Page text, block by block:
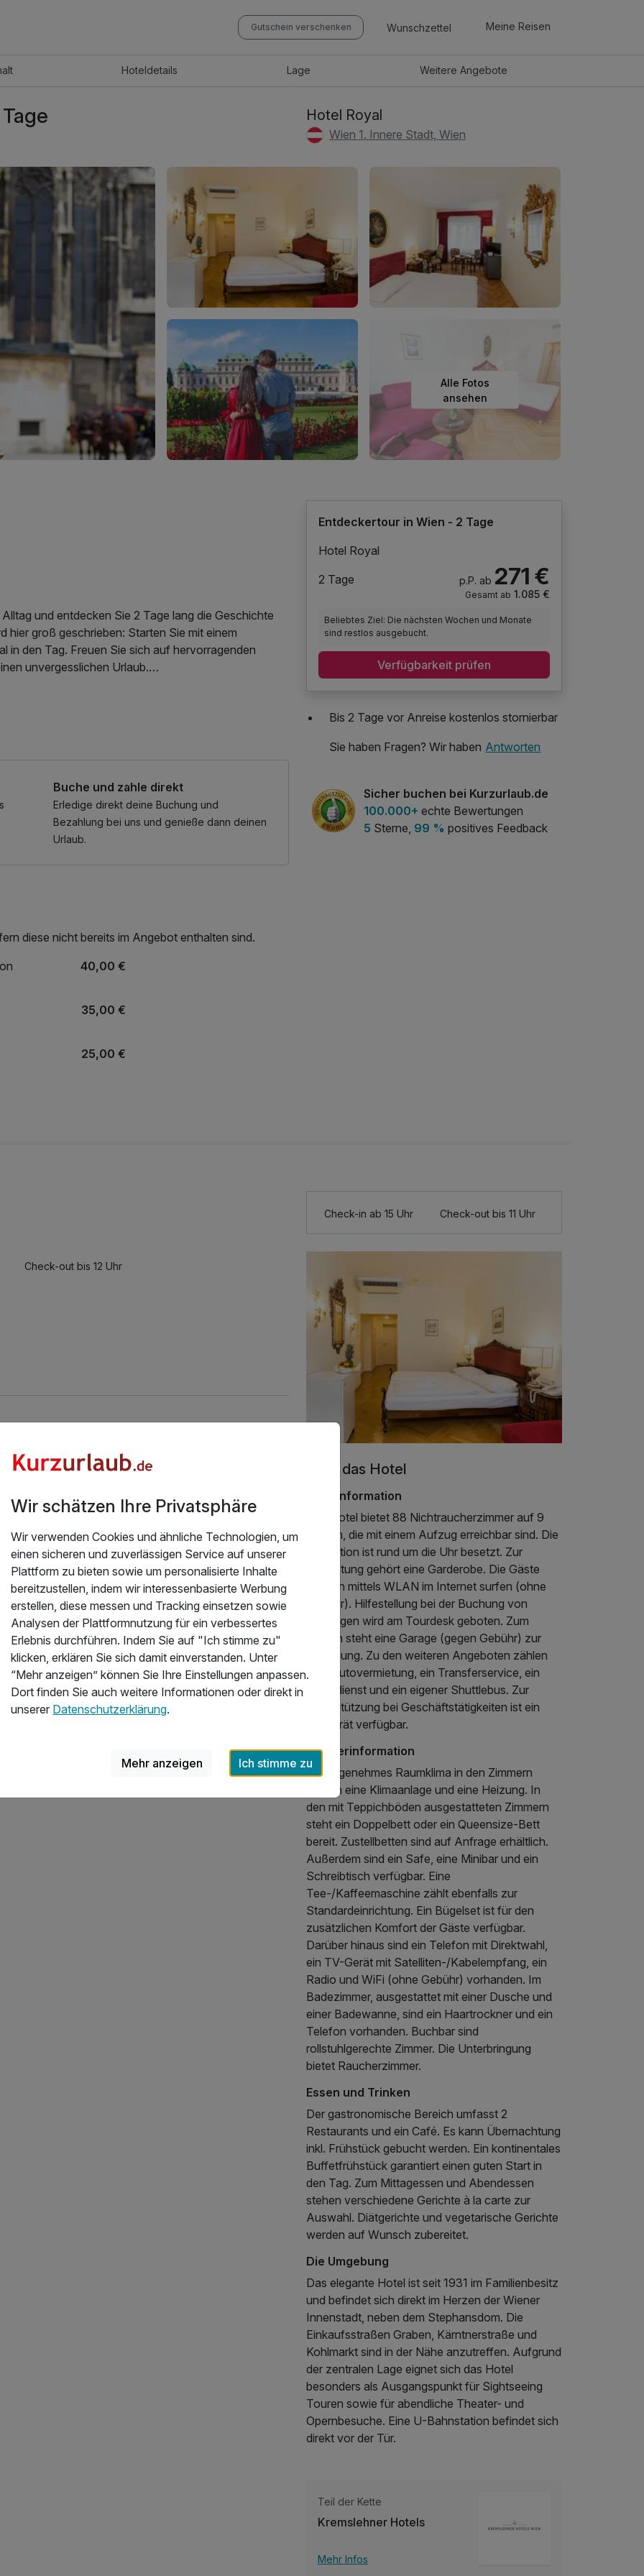
Gutschein verschenken Wunschzettel Meine Reisen
Hoteldetails Lage WeitereAngebote
Hotel Royal
Wien 1. Innere Stadt, Wien
Alle Fotos
ansehen
und entdecken Sie 2 Tage lang die Geschichte
hier groß geschrieben: Starten Sie mit einem
in den Tag. Freuen Sie sich auf hervorragenden
unvergesslichen Urlaub.
im schönen Wien.
Buche und zahle direkt
Erledige direkt deine Buchung und
Bezahlung bei uns und genieße dann deinen
Urlaub.
diese nicht bereits im Angebot enthalten sind.
40,00 €
35,00 €
25,00 €
Entdeckertour in Wien - 2 Tage
Hotel Royal
2 Tage
p.P. ab 271 €
Gesamt ab 1.085 €
Beliebtes Ziel: Die nächsten Wochen und Monate
sind restlos ausgebucht.
Verfügbarkeit prüfen
Bis 2 Tage vor Anreise kostenlos stornierbar
Sie haben Fragen? Wir haben Antworten
Sicher buchen bei Kurzurlaub.de
100.000+ echte Bewertungen
5 Sterne, 99 % positives Feedback
Check-out bis 12 Uhr
Check-in ab 15 Uhr Check-out bis 11 Uhr
Über das Hotel
Hotelinformation
Das Hotel bietet 88 Nichtraucherzimmer auf 9
Etagen, die mit einem Aufzug erreichbar sind. Die
Rezeption ist rund um die Uhr besetzt. Zur
Einrichtung gehört eine Garderobe. Die Gäste
können mittels WLAN im Internet surfen (ohne
Gebühr). Hilfestellung bei der Buchung von
Ausflügen wird am Tourdesk geboten. Zum
Parken steht eine Garage (gegen Gebühr) zur
Verfügung. Zu den weiteren Angeboten zählen
eine Autovermietung, ein Transferservice, ein
Weckdienst und ein eigener Shuttlebus. Zur
Unterstützung bei Geschäftstätigkeiten ist ein
Faxgerät verfügbar.
Zimmerinformation
Für angenehmes Raumklima in den Zimmern
sorgen eine Klimaanlage und eine Heizung. In
den mit Teppichböden ausgestatteten Zimmern
steht ein Doppelbett oder ein Queensize-Bett
bereit. Zustellbetten sind auf Anfrage erhältlich.
Außerdem sind ein Safe, eine Minibar und ein
Schreibtisch verfügbar. Eine
Tee-/Kaffeemaschine zählt ebenfalls zur
Standardeinrichtung. Ein Bügelset ist für den
zusätzlichen Komfort der Gäste verfügbar.
Darüber hinaus sind ein Telefon mit Direktwahl,
ein TV-Gerät mit Satelliten-/Kabelempfang, ein
Radio und WiFi (ohne Gebühr) vorhanden. Im
Badezimmer, ausgestattet mit einer Dusche und
einer Badewanne, sind ein Haartrockner und ein
Telefon vorhanden. Buchbar sind
rollstuhlgerechte Zimmer. Die Unterbringung
bietet Raucherzimmer.
Essen und Trinken
Der gastronomische Bereich umfasst 2
Restaurants und ein Café. Es kann Übernachtung
inkl. Frühstück gebucht werden. Ein kontinentales
Buffetfrühstück garantiert einen guten Start in
den Tag. Zum Mittagessen und Abendessen
stehen verschiedene Gerichte à la carte zur
Auswahl. Diätgerichte und vegetarische Gerichte
werden auf Wunsch zubereitet.
Die Umgebung
Das elegante Hotel ist seit 1931 im Familienbesitz
und befindet sich direkt im Herzen der Wiener
Innenstadt, neben dem Stephansdom. Die
Einkaufsstraßen Graben, Kärntnerstraße und
Kohlmarkt sind in der Nähe anzutreffen. Aufgrund
der zentralen Lage eignet sich das Hotel
besonders als Ausgangspunkt für Sightseeing
Touren sowie für abendliche Theater- und
Opernbesuche. Eine U-Bahnstation befindet sich
direkt vor der Tür.
Teil der Kette
Kremslehner Hotels
Mehr Infos
Wir schätzen Ihre Privatsphäre
Wir verwenden Cookies und ähnliche Technologien, um
einen sicheren und zuverlässigen Service auf unserer
Plattform zu bieten sowie um personalisierte Inhalte
bereitzustellen, indem wir interessenbasierte Werbung
erstellen, diese messen und Tracking einsetzen sowie
Analysen der Plattformnutzung für ein verbessertes
Erlebnis durchführen. Indem Sie auf "Ich stimme zu"
klicken, erklären Sie sich damit einverstanden. Unter
“Mehr anzeigen” können Sie Ihre Einstellungen anpassen.
Dort finden Sie auch weitere Informationen oder direkt in
unserer Datenschutzerklärung.
Mehr anzeigen Ich stimme zu